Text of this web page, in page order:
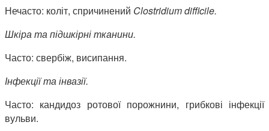
Нечасто: коліт, спричинений Clostridiumdifficile.
Шкіра та підшкірні тканини.
Часто: свербіж, висипання.
Інфекції та інвазії.
Часто: кандидоз ротової порожнини, грибкові інфекції
вульви.